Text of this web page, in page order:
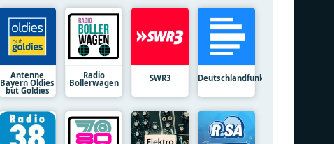
Antenne
Bayern Oldies
but Goldies
Radio
Bollerwagen SWR3 Deutschlandfunk